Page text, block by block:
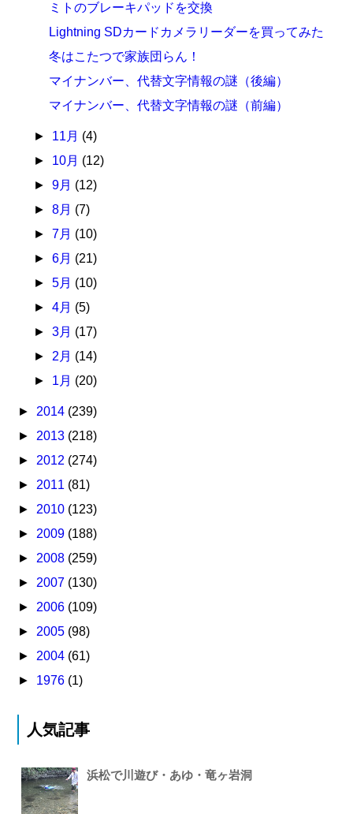
ミトのブレーキパッドを交換
Lightning SDカードカメラリーダーを買ってみた
冬はこたつで家族団らん！
マイナンバー、代替文字情報の謎（後編）
マイナンバー、代替文字情報の謎（前編）
► 11月 (4)
► 10月 (12)
► 9月 (12)
► 8月 (7)
► 7月 (10)
► 6月 (21)
► 5月 (10)
► 4月 (5)
► 3月 (17)
► 2月 (14)
► 1月 (20)
► 2014 (239)
► 2013 (218)
► 2012 (274)
► 2011 (81)
► 2010 (123)
► 2009 (188)
► 2008 (259)
► 2007 (130)
► 2006 (109)
► 2005 (98)
► 2004 (61)
► 1976 (1)
人気記事
浜松で川遊び・あゆ・竜ヶ岩洞